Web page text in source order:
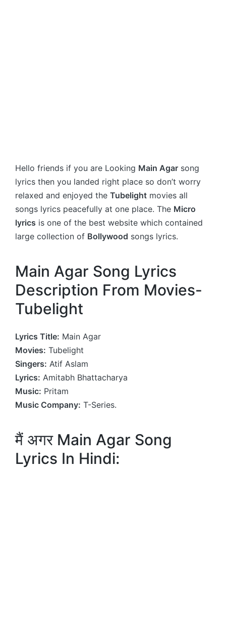
Hello friends if you are Looking Main Agar song
lyrics then you landed right place so don’t worry
relaxed and enjoyed the Tubelight movies all
songs lyrics peacefully at one place. The Micro
lyrics is one of the best website which contained
large collection of Bollywood songs lyrics.
Main Agar Song Lyrics
Description From Movies-
Tubelight
Lyrics Title: Main Agar
Movies: Tubelight
Singers: Atif Aslam
Lyrics: Amitabh Bhattacharya
Music: Pritam
Music Company: T-Series.
मैं अगर Main Agar Song
Lyrics In Hindi: